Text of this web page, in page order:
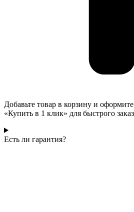
Добавьте товар в корзину и
«Купить в 1 клик» для быстрого
Есть ли гарантия?